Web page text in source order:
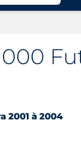
2001 à 2004